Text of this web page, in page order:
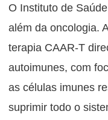
O Instituto de
além da oncologia.
terapia CAAR-T
autoimunes, com
as células imunes
suprimir todo o